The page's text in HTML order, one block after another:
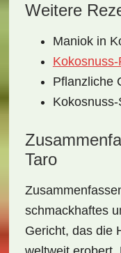
Weitere
Maniok in
Pflanzliche
Taro
schmackhaftes
Gericht, das die